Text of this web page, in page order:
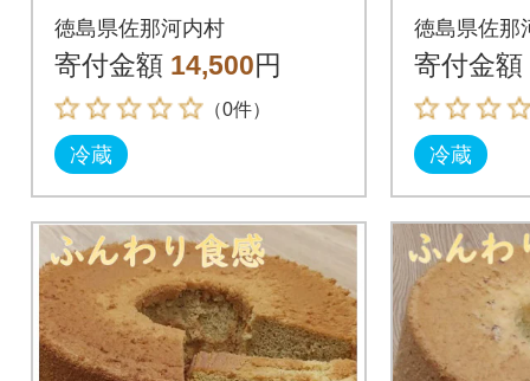
のふわっふわのシフ
ォンケーキ 1ホール
(直径約23cm)
徳島県佐那河内村
寄付金額 14,500円
（0件）
冷蔵
ンジェ
のシフ
ホール(
徳島県佐那
寄付金額
冷蔵